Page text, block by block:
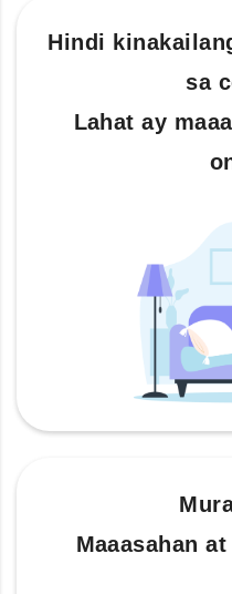
Hindi
sa
Lahat ay
Maaasahan